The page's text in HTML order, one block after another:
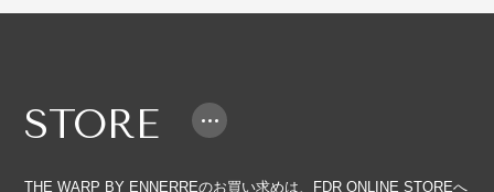
STORE
THE WARP BY ENNERREのお買い求めは、FDR ONLINE STOREへ